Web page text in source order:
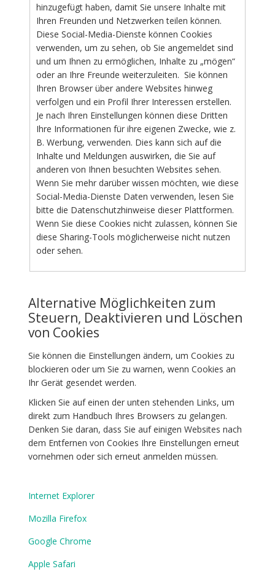
hinzugefügt haben, damit Sie unsere Inhalte mit
Ihren Freunden und Netzwerken teilen können.
Diese Social-Media-Dienste können Cookies
verwenden, um zu sehen, ob Sie angemeldet sind
und um Ihnen zu ermöglichen, Inhalte zu „mögen“
oder an Ihre Freunde weiterzuleiten. Sie können
Ihren Browser über andere Websites hinweg
verfolgen und ein Profil Ihrer Interessen erstellen.
Je nach Ihren Einstellungen können diese Dritten
Ihre Informationen für ihre eigenen Zwecke, wie z.
B. Werbung, verwenden. Dies kann sich auf die
Inhalte und Meldungen auswirken, die Sie auf
anderen von Ihnen besuchten Websites sehen.
Wenn Sie mehr darüber wissen möchten, wie diese
Social-Media-Dienste Daten verwenden, lesen Sie
bitte die Datenschutzhinweise dieser Plattformen.
Wenn Sie diese Cookies nicht zulassen, können Sie
diese Sharing-Tools möglicherweise nicht nutzen
oder sehen.
Alternative Möglichkeiten zum
Steuern, Deaktivieren und Löschen
von Cookies
Sie können die Einstellungen ändern, um Cookies zu
blockieren oder um Sie zu warnen, wenn Cookies an
Ihr Gerät gesendet werden.
Klicken Sie auf einen der unten stehenden Links, um
direkt zum Handbuch Ihres Browsers zu gelangen.
Denken Sie daran, dass Sie auf einigen Websites nach
dem Entfernen von Cookies Ihre Einstellungen erneut
vornehmen oder sich erneut anmelden müssen.
Internet Explorer
Mozilla Firefox
Google Chrome
Apple Safari